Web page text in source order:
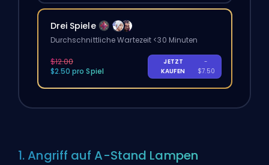
Drei Spiele
Durchschnittliche Wartezeit <30 Minuten
$12.00
$2.50 pro Spiel
JETZT
KAUFEN
-
$7.50
1. Angriff auf A-Stand Lampen